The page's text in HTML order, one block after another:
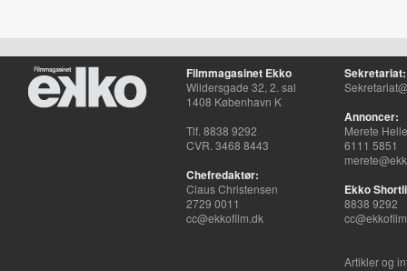
Filmmagasinet Ekko
Wildersgade 32, 2. sal
1408 København K
Tlf. 8838 9292
CVR. 3468 8443
Chefredaktør:
Claus Christensen
2729 0011
cc@ekkofilm.dk
Sekretariat:
Annoncer:
Merete
6111 5851
Ekko
8838 9292
Artikler og